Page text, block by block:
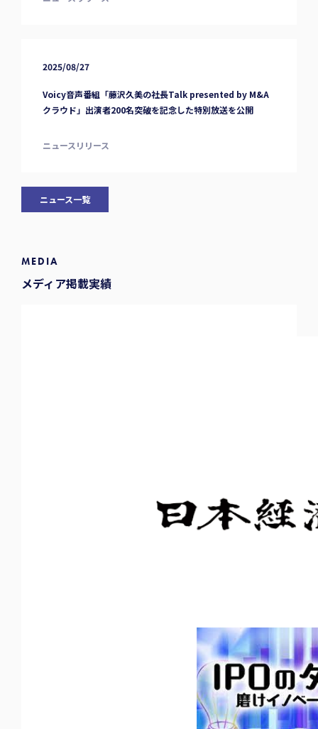
2025/08/27
Voicy音声番組「藤沢久美の社長Talk presented by M&A
クラウド」出演者200名突破を記念した特別放送を公開
ニュースリリース
ニュース一覧
MEDIA
メディア掲載実績